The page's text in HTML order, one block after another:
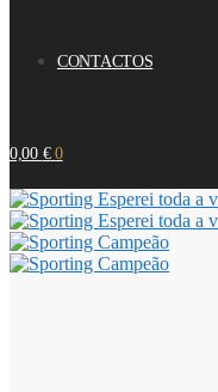
CONTACTOS
0,00 € 0